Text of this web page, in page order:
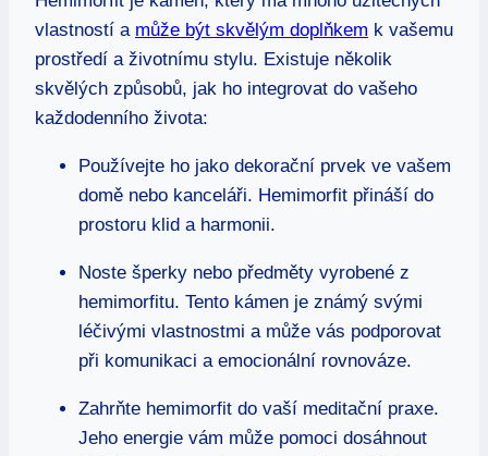
vlastností a může být skvělým doplňkem k vašemu
prostředí a životnímu stylu. Existuje několik
skvělých způsobů, jak ho integrovat do vašeho
každodenního života:
Používejte ho jako dekorační prvek ve vašem
domě nebo kanceláři. Hemimorfit přináší do
prostoru klid a harmonii.
Noste šperky nebo předměty vyrobené z
hemimorfitu. Tento kámen je známý svými
léčivými vlastnostmi a může vás podporovat
při komunikaci a emocionální rovnováze.
Zahrňte hemimorfit do vaší meditační praxe.
Jeho energie vám může pomoci dosáhnout